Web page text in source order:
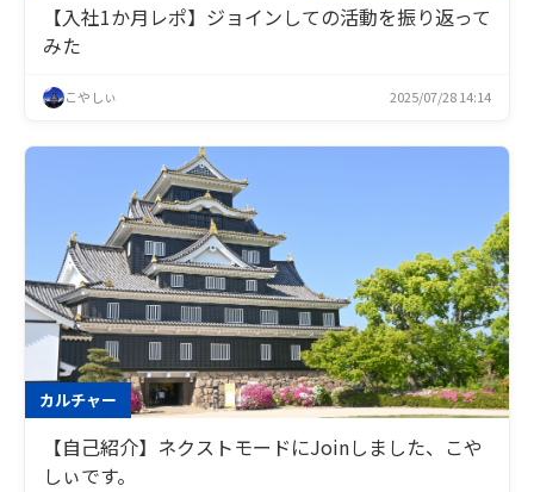
【入社1か月レポ】ジョインしての活動を振り返って
みた
こやしぃ 2025/07/28 14:14
カルチャー
【自己紹介】ネクストモードにJoinしました、こや
しぃです。